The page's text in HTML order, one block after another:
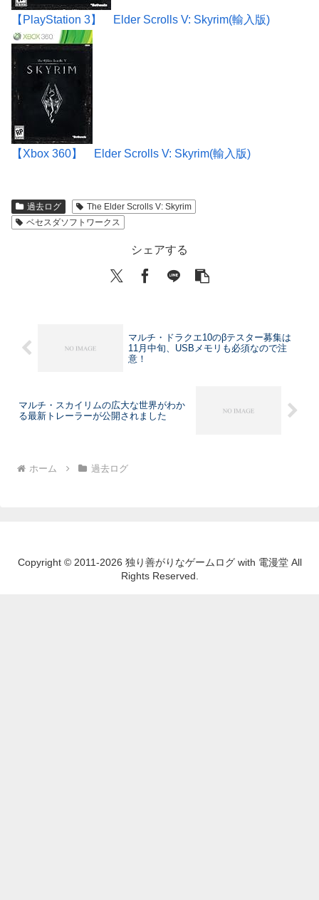
【PlayStation 3】 Elder Scrolls V: Skyrim(輸入版)
【Xbox 360】 Elder Scrolls V: Skyrim(輸入版)
過去ログ
The Elder Scrolls V: Skyrim
ベセスダソフトワークス
シェアする
マルチ・ドラクエ10のβテスター募集は
11月中旬、USBメモリも必須なので注
意！
マルチ・スカイリムの広大な世界がわか
る最新トレーラーが公開されました
ホーム 過去ログ
Copyright © 2011-2026 独り善がりなゲームログ with 電漫堂 All
Rights Reserved.